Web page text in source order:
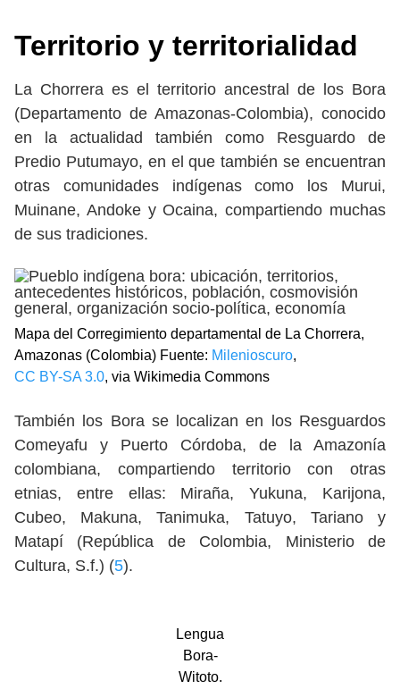
Territorio y territorialidad
La Chorrera es el territorio ancestral de los Bora
(Departamento de Amazonas-Colombia), conocido
en la actualidad también como Resguardo de
Predio Putumayo, en el que también se encuentran
otras comunidades indígenas como los Murui,
Muinane, Andoke y Ocaina, compartiendo muchas
de sus tradiciones.
Mapa del Corregimiento departamental de La Chorrera,
Amazonas (Colombia) Fuente: Milenioscuro,
CC BY-SA 3.0, via Wikimedia Commons
También los Bora se localizan en los Resguardos
Comeyafu y Puerto Córdoba, de la Amazonía
colombiana, compartiendo territorio con otras
etnias, entre ellas: Miraña, Yukuna, Karijona,
Cubeo, Makuna, Tanimuka, Tatuyo, Tariano y
Matapí (República de Colombia, Ministerio de
Cultura, S.f.) (5).
Lengua
Bora-
Witoto.